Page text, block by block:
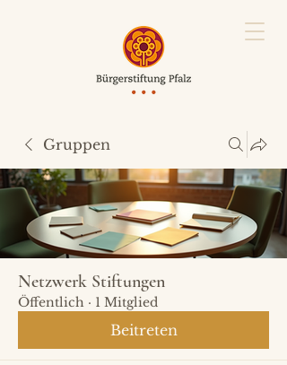
Gruppen
Netzwerk Stiftungen
Öffentlich · 1 Mitglied
Beitreten